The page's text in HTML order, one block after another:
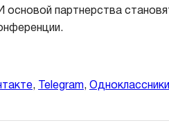
партнерства
, Telegram, Одноклассники